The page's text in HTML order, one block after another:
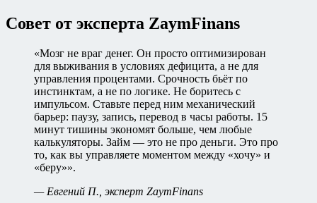
Совет от эксперта ZaymFinans
«Мозг не враг денег. Он просто оптимизирован
для выживания в условиях дефицита, а не для
управления процентами. Срочность бьёт по
инстинктам, а не по логике. Не боритесь с
импульсом. Ставьте перед ним механический
барьер: паузу, запись, перевод в часы работы. 15
минут тишины экономят больше, чем любые
калькуляторы. Займ — это не про деньги. Это про
то, как вы управляете моментом между «хочу» и
«беру»».
— Евгений П., эксперт ZaymFinans